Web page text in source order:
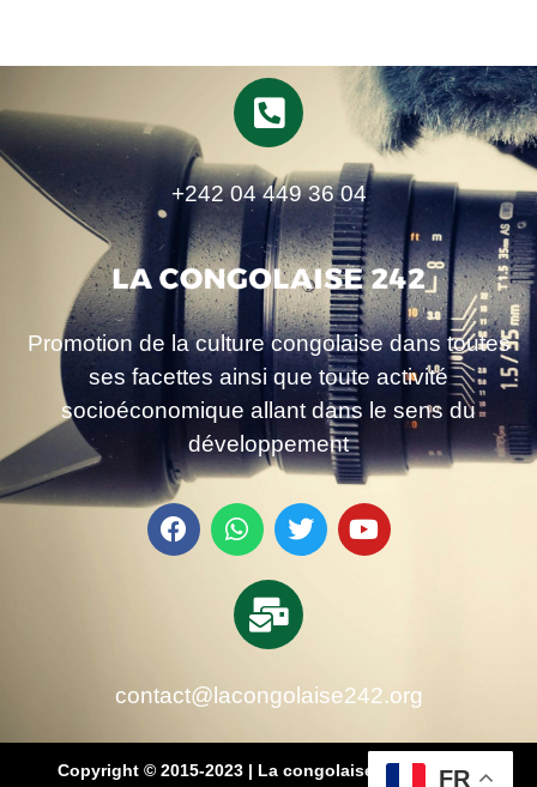
+242 04 449 36 04
Promotion de la culture congolaise dans toutes
ses facettes ainsi que toute activité
socioéconomique allant dans le sens du
développement
contact@lacongolaise242.org
Copyright © 2015-2023 | La congolaise 242 – média
FR